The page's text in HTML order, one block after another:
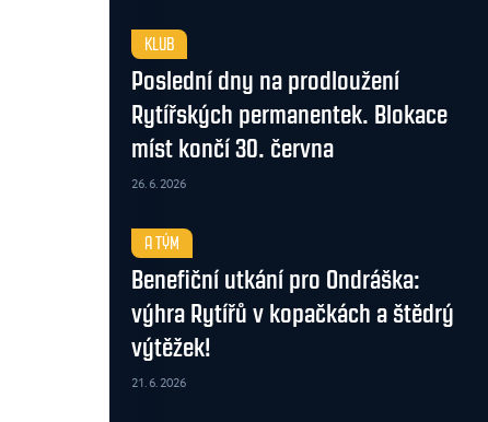
KLUB
Poslední dny na prodloužení
Rytířských permanentek. Blokace
míst končí 30. června
26. 6. 2026
A TÝM
Benefiční utkání pro Ondráška:
výhra Rytířů v kopačkách a štědrý
výtěžek!
21. 6. 2026